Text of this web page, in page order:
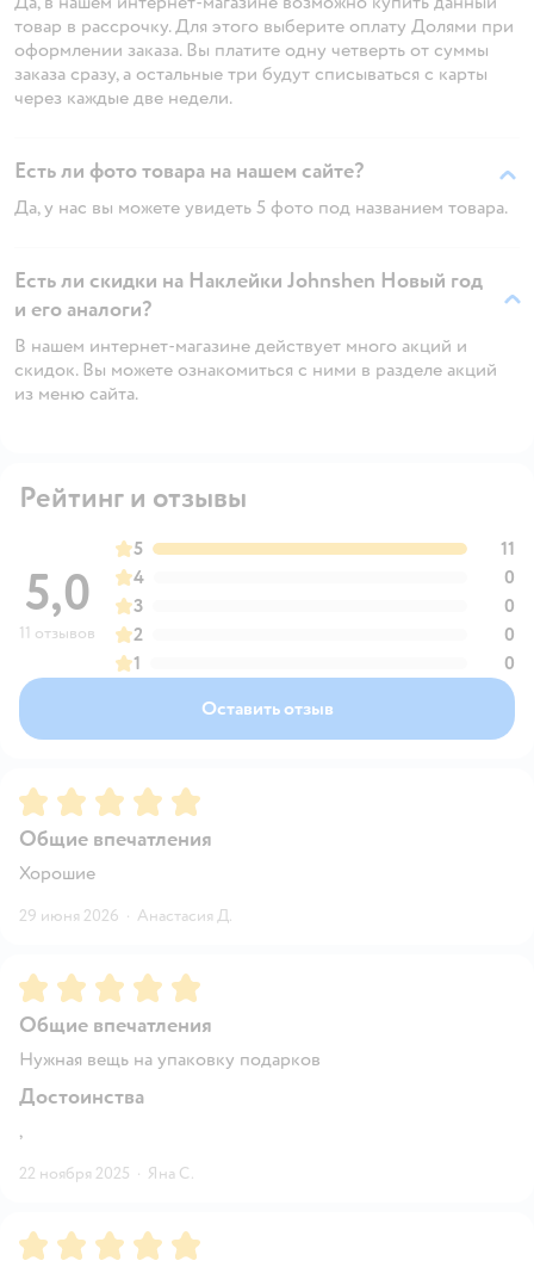
товар в рассрочку. Для этого выберите оплату Долями при
оформлении заказа. Вы платите одну четверть от суммы
заказа сразу, а остальные три будут списываться с карты
через каждые две недели.
Есть ли фото товара на нашем сайте?
Да, у нас вы можете увидеть 5 фото под названием товара.
Есть ли скидки на Наклейки Johnshen Новый год
и его аналоги?
В нашем интернет-магазине действует много акций и
скидок. Вы можете ознакомиться с ними в разделе акций
из меню сайта.
Рейтинг и отзывы
5,0
11 отзывов
5
11
4
0
3
0
2
0
1
0
Оставить отзыв
Рейтинг:5
Общие впечатления
Хорошие
29 июня 2026 · Анастасия Д.
Рейтинг:5
Общие впечатления
Нужная вещь на упаковку подарков
Достоинства
,
22 ноября 2025 · Яна С.
Рейтинг:5